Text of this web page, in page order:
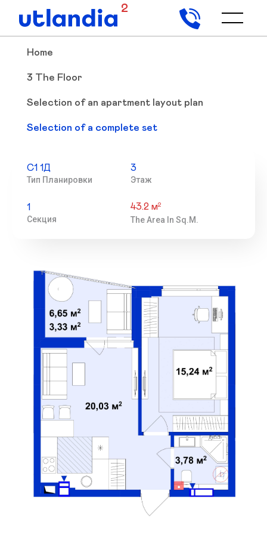
2
Home
3 The Floor
Selection of an apartment layout plan
Selection of a complete set
С1 1Д
Тип Планировки
3
Этаж
1
Секция
43.2 м2
The Area In Sq.m.